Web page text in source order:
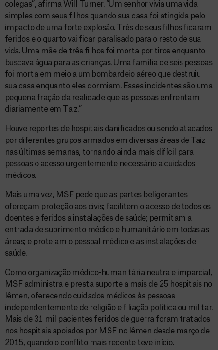
colegas”, afirma Will Turner. “Um senhor vivia uma vida
simples com seus filhos quando sua casa foi atingida pelo
impacto de uma forte explosão. Três de seus filhos ficaram
feridos e o quarto vai ficar paralisado para o resto de sua
vida. Uma mãe de três filhos foi morta por tiros enquanto
buscava água para as crianças. Uma família de seis pessoas
foi morta em meio a um bombardeio aéreo que destruiu
sua casa enquanto eles dormiam. Esses incidentes são uma
pequena fração da realidade que as pessoas enfrentam
diariamente em Taiz.”
Houve reportes de hospitais danificados ou sendo atacados
por diferentes grupos armados em diversas áreas de Taiz
nas últimas semanas, tornando ainda mais difícil para
pessoas o acesso urgentemente necessário a cuidados
médicos.
Mais uma vez, MSF pede que as partes beligerantes
ofereçam proteção aos civis; facilitem o acesso de todos os
doentes e feridos a instalações de saúde; permitam a
entrada de suprimento médico e humanitário em todas as
áreas; e protejam o pessoal médico e as instalações de
saúde.
Como organização médico-humanitária neutra e imparcial,
MSF administra e presta suporte a mais de 25 hospitais no
Iêmen, oferecendo cuidados médicos às pessoas
independentemente de religião e filiação política ou militar.
Mais de 31 mil pacientes feridos de guerra foram tratados
nos hospitais apoiados por MSF no Iêmen desde março de
2015, quando o conflito mais recente teve início.